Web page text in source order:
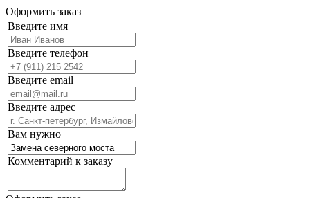
Оформить заказ
Введите имя
Введите телефон
Введите email
Введите адрес
Вам нужно
Комментарий к заказу